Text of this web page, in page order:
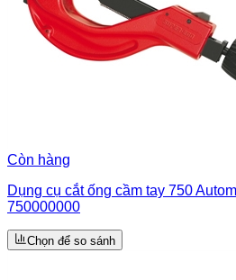
Còn hàng
Dụng cụ cắt ống cầm tay 750
750000000
Chọn để so sánh